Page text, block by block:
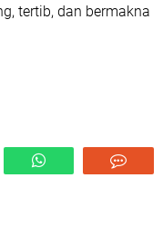
tertib, dan bermakna